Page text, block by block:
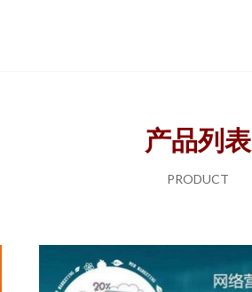
产品列表
PRODUCT